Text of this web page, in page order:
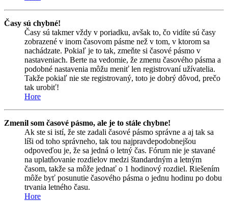
Časy sú chybné!
Časy sú takmer vždy v poriadku, avšak to, čo vidíte sú časy
zobrazené v inom časovom pásme než v tom, v ktorom sa
nachádzate. Pokiaľ je to tak, zmeňte si časové pásmo v
nastaveniach. Berte na vedomie, že zmenu časového pásma a
podobné nastavenia môžu meniť len registrovaní užívatelia.
Takže pokiaľ nie ste registrovaný, toto je dobrý dôvod, prečo
tak urobiť!
Hore
Zmenil som časové pásmo, ale je to stále chybne!
Ak ste si istí, že ste zadali časové pásmo správne a aj tak sa
líši od toho správneho, tak tou najpravdepodobnejšou
odpoveďou je, že sa jedná o letný čas. Fórum nie je stavané
na uplatňovanie rozdielov medzi štandardným a letným
časom, takže sa môže jednať o 1 hodinový rozdiel. Riešením
môže byť posunutie časového pásma o jednu hodinu po dobu
trvania letného času.
Hore